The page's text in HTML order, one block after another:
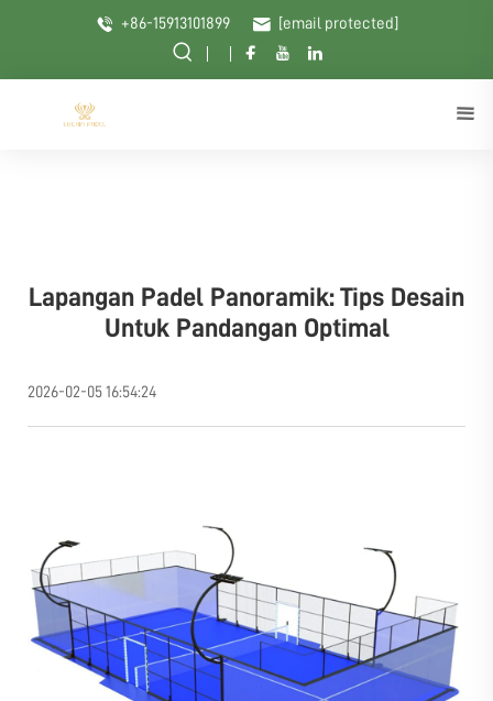
+86-15913101899 [email protected]
Lapangan Padel Panoramik: Tips Desain
Untuk Pandangan Optimal
2026-02-05 16:54:24